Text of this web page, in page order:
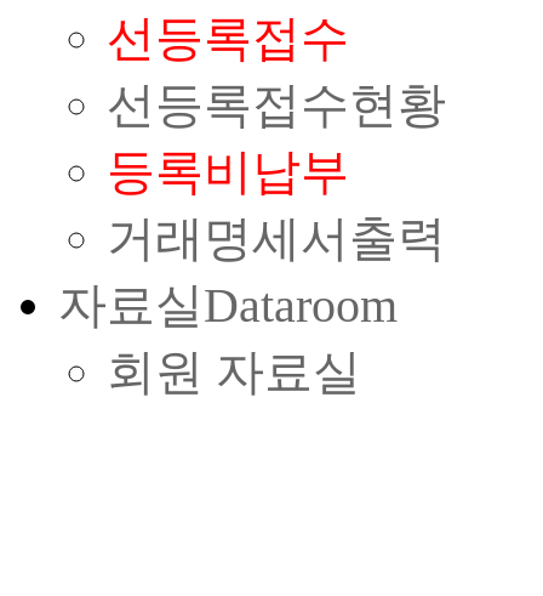
선등록접수
선등록접수현황
등록비납부
거래명세서출력
자료실Dataroom
회원 자료실